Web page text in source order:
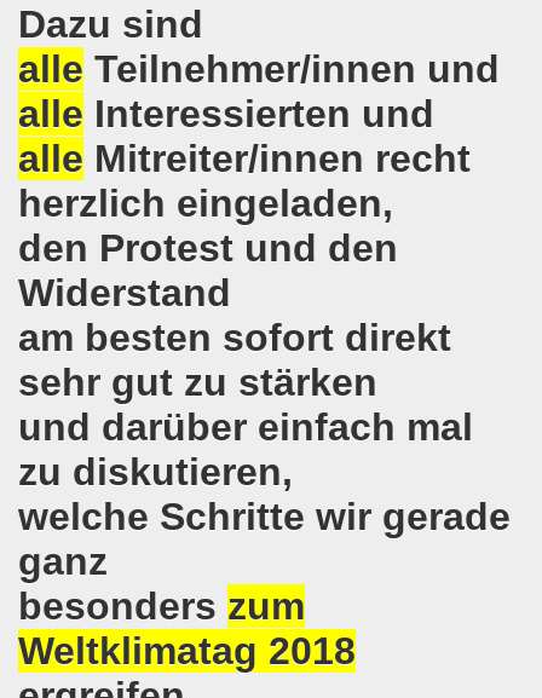
Dazu sind
alle Teilnehmer/innen und
alle Interessierten und
alle Mitreiter/innen recht
herzlich eingeladen,
den Protest und den
Widerstand
am besten sofort direkt
sehr gut zu stärken
und darüber einfach mal
zu diskutieren,
welche Schritte wir gerade
ganz
besonders zum
Weltklimatag 2018
auf der 644. Gelsenkirchener Montagsdemo-
Rechtsruck der Bundesregierung in Berlin!
auch am 24.09.2017 für die internationalistische Liste
zur Bundestagswahl in Berlin am 24.09.2017
im direkten Gespräch - Diskussion mit
ARGE Gelsenkirchen ein Bewerbungstraining
30-Stunden-Woche bei vollem Lohnausgleich!
Bewegung wird zum rauschenden Volksfest
Gelsenkirchener Montagsdemo-Bewegung am 14.
Bewegung steht solidarisch hinter Siegmar Herrlinger,
machende Demonstration direkt in der